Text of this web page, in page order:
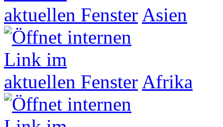
Asien
Afrika